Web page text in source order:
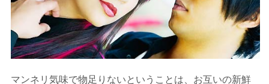
マンネリ気味で物足りないということは、お互いの新鮮